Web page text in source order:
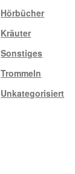
Hörbücher
Kräuter
Sonstiges
Trommeln
Unkategorisiert